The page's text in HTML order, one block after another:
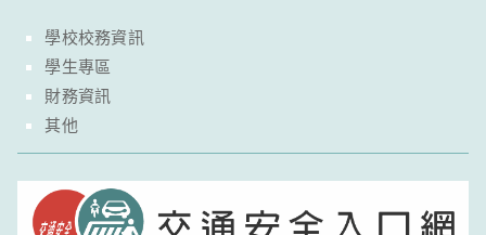
學校校務資訊
學生專區
財務資訊
其他